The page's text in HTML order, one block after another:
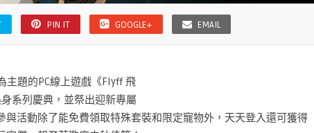
PIN IT GOOGLE+ EMAIL
主題的PC線上遊戲《Flyff 飛
系列慶典，並祭出迎新專屬
活動除了能免費領取特殊套裝和限定寵物外，天天登入還可獲得